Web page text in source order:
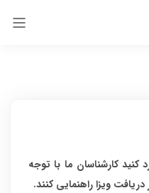
کنید کارشناسان ما با توجه
ویزا راهنمایی کنند.